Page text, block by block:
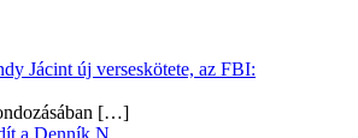
Jácint új verseskötete, az FBI:
[…]